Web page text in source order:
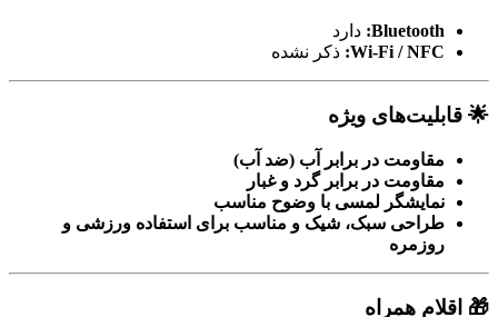
Bluetooth: دارد
Wi-Fi / NFC: ذکر نشده
🌟 قابلیت‌های ویژه
مقاومت در برابر آب (ضد آب)
مقاومت در برابر گرد و غبار
نمایشگر لمسی با وضوح مناسب
طراحی سبک، شیک و مناسب برای استفاده ورزشی و
روزمره
🎁 اقلام همراه